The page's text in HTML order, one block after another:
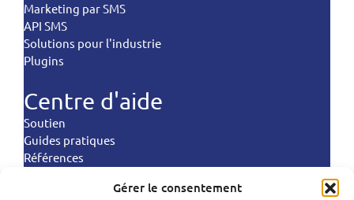
Gérer le consentement
Marketing par SMS
API SMS
Solutions pour l'industrie
Plugins
Centre d'aide
Soutien
Guides pratiques
Références